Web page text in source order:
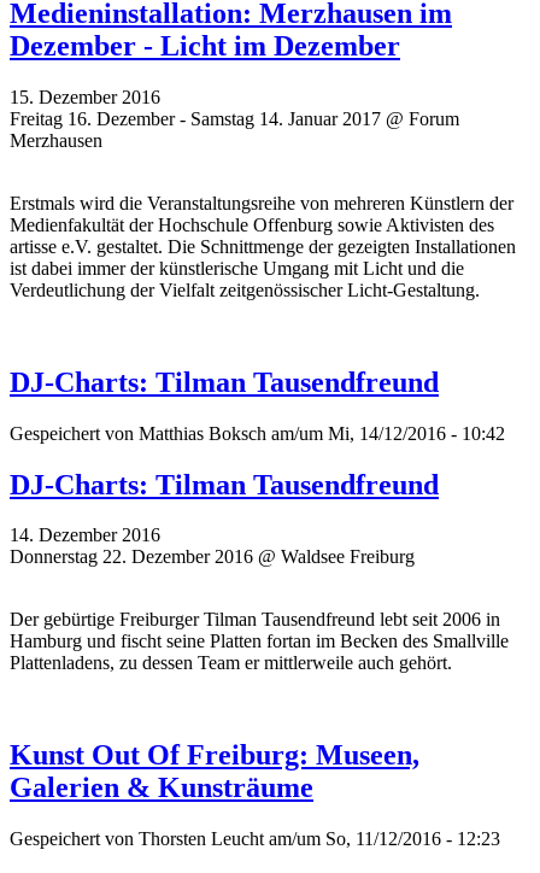
Medieninstallation: Merzhausen im
Dezember - Licht im Dezember
15. Dezember 2016
Freitag 16. Dezember - Samstag 14. Januar 2017 @ Forum
Merzhausen
Erstmals wird die Veranstaltungsreihe von mehreren Künstlern der
Medienfakultät der Hochschule Offenburg sowie Aktivisten des
artisse e.V. gestaltet. Die Schnittmenge der gezeigten Installationen
ist dabei immer der künstlerische Umgang mit Licht und die
Verdeutlichung der Vielfalt zeitgenössischer Licht-Gestaltung.
DJ-Charts: Tilman Tausendfreund
Gespeichert von Matthias Boksch am/um Mi, 14/12/2016 - 10:42
DJ-Charts: Tilman Tausendfreund
14. Dezember 2016
Donnerstag 22. Dezember 2016 @ Waldsee Freiburg
Der gebürtige Freiburger Tilman Tausendfreund lebt seit 2006 in
Hamburg und fischt seine Platten fortan im Becken des Smallville
Plattenladens, zu dessen Team er mittlerweile auch gehört.
Kunst Out Of Freiburg: Museen,
Galerien & Kunsträume
Gespeichert von Thorsten Leucht am/um So, 11/12/2016 - 12:23